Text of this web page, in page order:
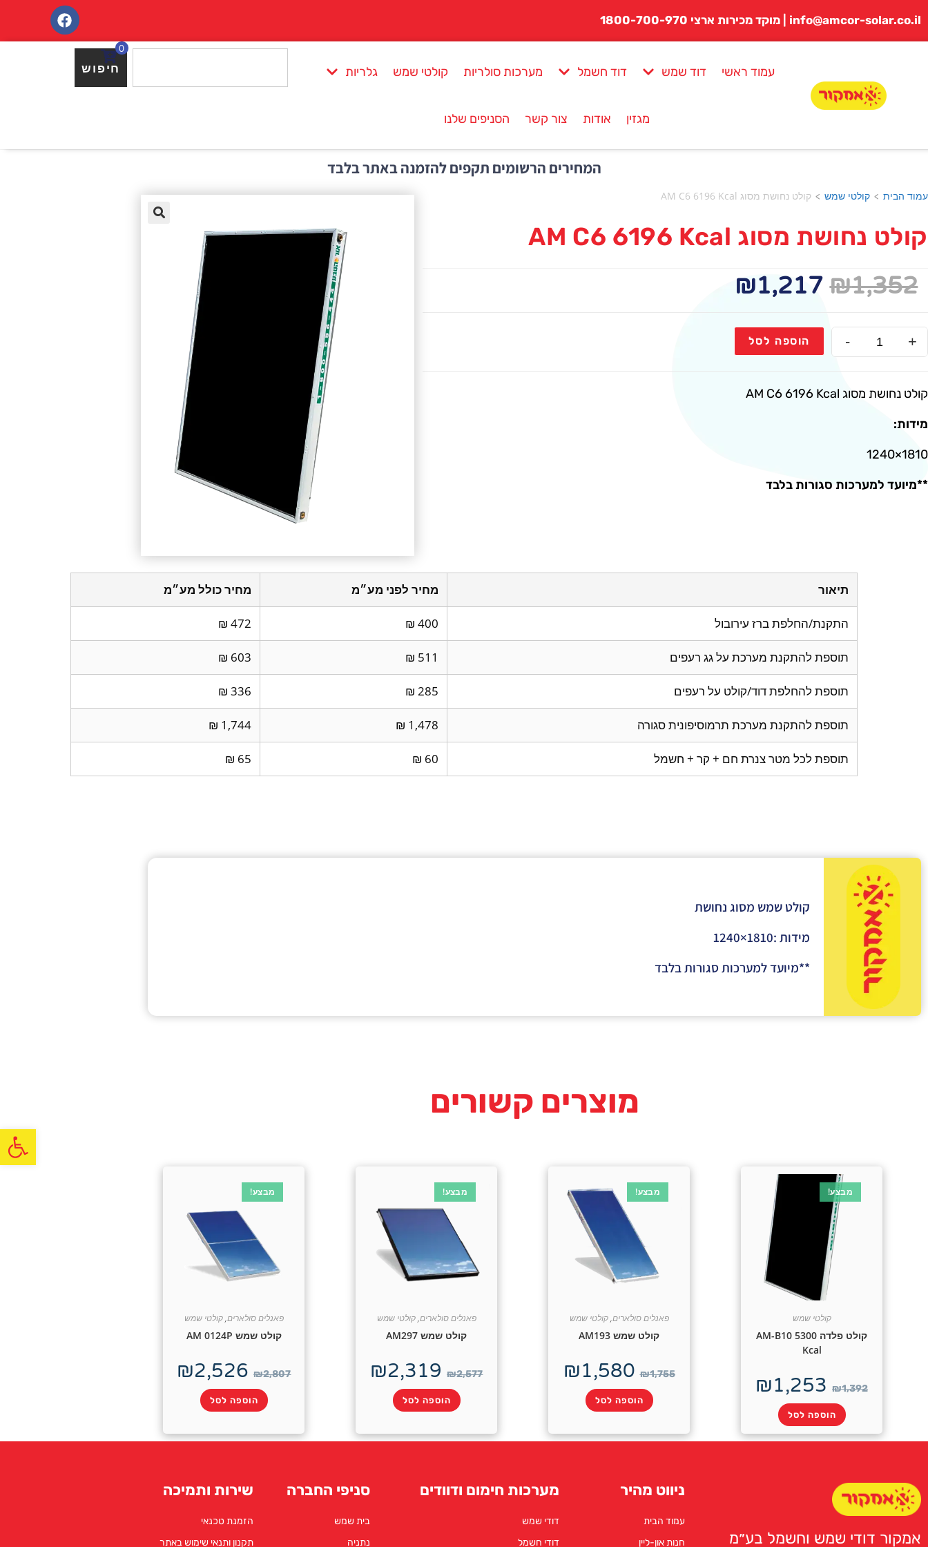
info@amcor-solar.co.il | מוקד מכירות ארצי 1800-700-970
עמוד ראשי דוד שמש דוד חשמל מערכות סולריות קולטי שמש גלריות
מגזין אודות צור קשר הסניפים שלנו
חיפוש
0
המחירים הרשומים תקפים להזמנה באתר בלבד
עמוד הבית > קולטי שמש > קולט נחושת מסוג AM C6 6196 Kcal
קולט נחושת מסוג AM C6 6196 Kcal
₪1,352
₪1,217
- + הוספה לסל
קולט נחושת מסוג AM C6 6196 Kcal
מידות:
1810×1240
**מיועד למערכות סגורות בלבד
תיאור מחיר לפני מע״מ מחיר כולל מע״מ
התקנת/החלפת ברז עירובול 400 ₪
472 ₪
תוספת להתקנת מערכת על גג רעפים 511 ₪
603 ₪
תוספת להחלפת דוד/קולט על רעפים 285 ₪
336 ₪
תוספת להתקנת מערכת תרמוסיפונית סגורה 1,478 ₪
1,744 ₪
תוספת לכל מטר צנרת חם + קר + חשמל 60 ₪
65 ₪
קולט שמש מסוג נחושת
מידות :1810×1240
**מיועד למערכות סגורות בלבד
מוצרים קשורים
מבצע!
קולטי שמש
קולט פלדה AM-B10 5300
Kcal
₪1,392
₪1,253
הוספה לסל
מבצע!
פאנלים סולארים,קולטי שמש
קולט שמש AM193
₪1,755
₪1,580
הוספה לסל
מבצע!
פאנלים סולארים,קולטי שמש
קולט שמש AM297
₪2,577
₪2,319
הוספה לסל
מבצע!
פאנלים סולארים,קולטי שמש
קולט שמש AM 0124P
₪2,807
₪2,526
הוספה לסל
אמקור דודי שמש וחשמל בע״מ
ניווט מהיר
עמוד הבית
חנות און-ליין
מערכות חימום ודוודים
דודי שמש
דודי חשמל
סניפי החברה
בית שמש
נתניה
שירות ותמיכה
הזמנת טכנאי
תקנון ותנאי שימוש באתר